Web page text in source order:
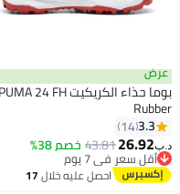
عرض
بوما حذاء الكريكيت PUMA 24 FH
Rubber
3.3
14
د.ب‏ 26.92
43.81 خصم 38%
أقل سعر في 7 يوم
أقل سعر في 7 يوماحصل عليه خلال17
اغسطس